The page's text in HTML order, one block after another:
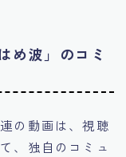
め波」のコミ
の動画は、視聴
、独自のコミュ